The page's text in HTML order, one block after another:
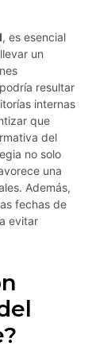
, es esencial
un
resultar
internas
que
del
no solo
una
Además,
fechas de
evitar